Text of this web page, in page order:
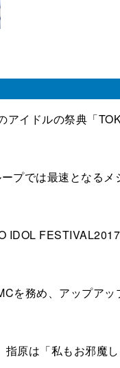
イドルの祭典「
プでは最速となるメ
を務め、アップア
原は「私もお邪魔